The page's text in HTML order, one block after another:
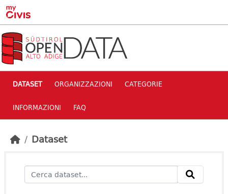
Skip to main content
DATASET ORGANIZZAZIONI CATEGORIE
INFORMAZIONI FAQ
Dataset